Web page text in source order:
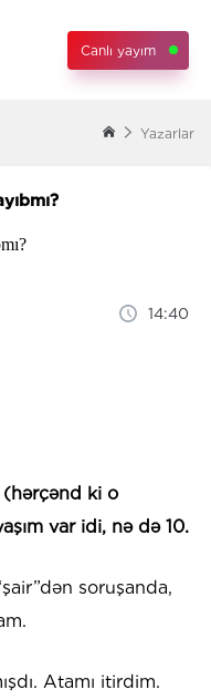
Canlı yayım
Yazarlar
14:40
(hərçənd ki o
var idi, nə də 10.
soruşanda,
Atamı itirdim.